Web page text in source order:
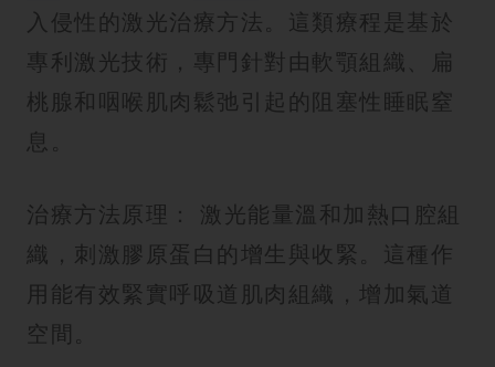
入侵性的激光治療方法。這類療程是基於
專利激光技術，專門針對由軟顎組織、扁
桃腺和咽喉肌肉鬆弛引起的阻塞性睡眠窒
息。
治療方法原理： 激光能量溫和加熱口腔組
織，刺激膠原蛋白的增生與收緊。這種作
用能有效緊實呼吸道肌肉組織，增加氣道
空間。